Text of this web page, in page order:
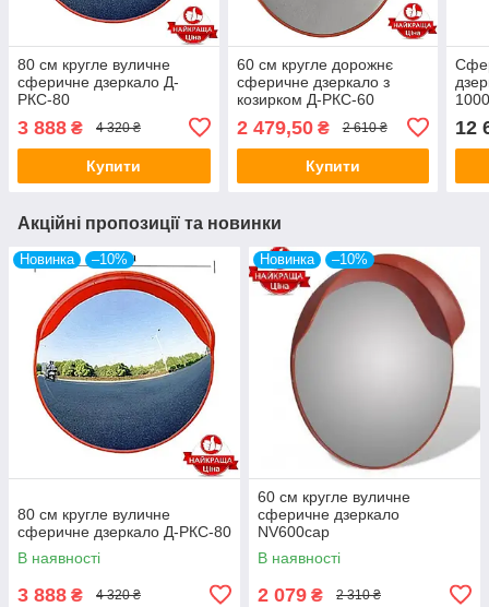
80 см кругле вуличне
сферичне дзеркало Д-
РКС-80
3 888 ₴ 4 320 ₴
Купити
60 см кругле дорожнє
сферичне дзеркало з
козирком Д-РКС-60
2 479,50₴ 2 610 ₴
Купити
12
Акційні пропозиції та новинки
Новинка –10%
80 см кругле вуличне
сферичне дзеркало Д-РКС-80
В наявності
3 888 ₴ 4 320 ₴
Новинка –10%
60 см кругле вуличне
сферичне дзеркало
NV600cap
В наявності
2 079 ₴ 2 310 ₴